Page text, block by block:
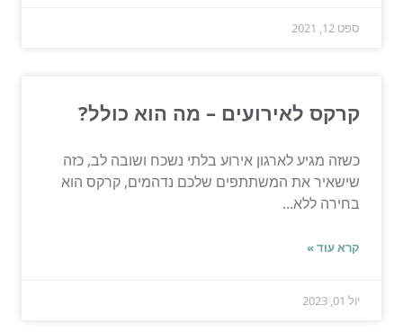
ספט 12, 2021
קרקס לאירועים – מה הוא כולל?
כשזה מגיע לארגון אירוע בלתי נשכח ושובה לב, כזה
שישאיר את המשתתפים שלכם נדהמים, קרקס הוא
בחירה ללא...
קרא עוד »
יול 01, 2023